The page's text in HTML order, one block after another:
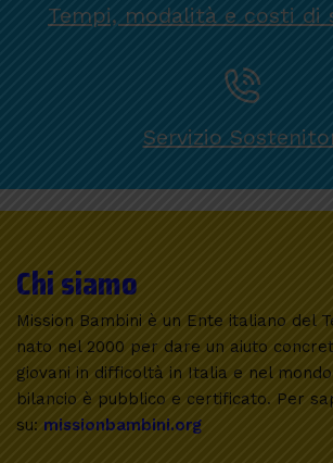
Tempi, modalità e costi di
Servizio
Chi siamo
Mission Bambini è un Ente italiano del
nato nel 2000 per dare un aiuto
giovani in difficoltà in Italia e nel
bilancio è pubblico e certificato. Per
su: missionbambini.org